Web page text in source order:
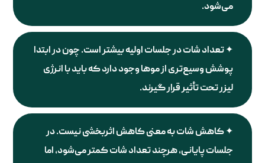
می‌شود.
تعداد شات در جلسات اولیه بیشتر است.چون در ابتدا
پوشش وسیع‌تری از موها وجود دارد که باید با انرژی
لیزر تحت تأثیر قرار گیرند.
کاهش شات به معنی کاهش اثربخشی نیست.در
جلسات پایانی، هرچند تعداد شات کمتر می‌شود، اما